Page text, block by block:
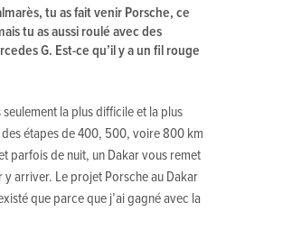
tu as fait venir Porsche, ce
tu as aussi roulé avec des
G. Est-ce qu’il y a un fil rouge
la plus difficile et la plus
étapes de 400, 500, voire 800 km
parfois de nuit, un Dakar vous remet
arriver. Le projet Porsche au Dakar
que parce que j’ai gagné avec la